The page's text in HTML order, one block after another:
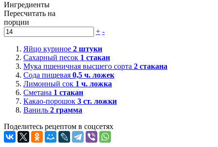
Ингредиенты
Пересчитать на
порции
+ -
Яйцо куриное 2 штуки
Сахарный песок 1 стакан
Мука пшеничная высшего сорта 2 стакана
Сода пищевая 0,5 ч. ложек
Лимонный сок 1 ч. ложка
Сметана 1 стакан
Какао-порошок 3 ст. ложки
Ваниль 2 грамма
Поделитесь рецептом в соцсетях